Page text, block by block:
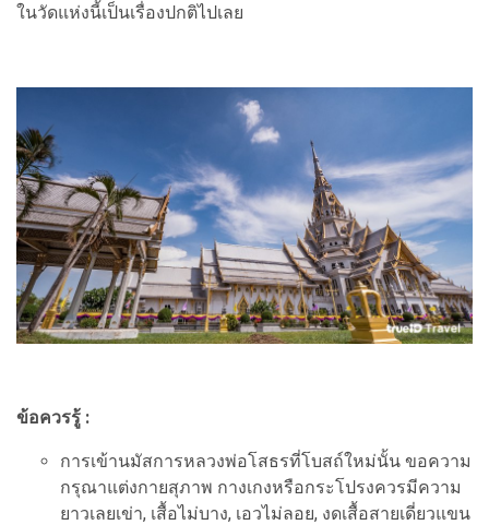
ในวัดแห่งนี้เป็นเรื่องปกติไปเลย
ข้อควรรู้ :
การเข้านมัสการหลวงพ่อโสธรที่โบสถ์ใหม่นั้น ขอความ
กรุณาแต่งกายสุภาพ กางเกงหรือกระโปรงควรมีความ
ยาวเลยเข่า, เสื้อไม่บาง, เอวไม่ลอย, งดเสื้อสายเดี่ยวแขน